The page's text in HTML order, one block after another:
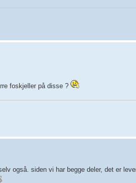
foskjeller på disse ?
også. siden vi har begge deler, det er